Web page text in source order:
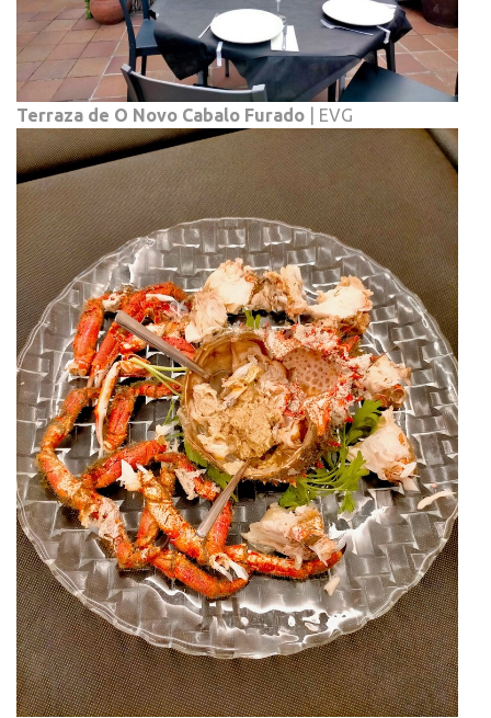
Terraza de O Novo Cabalo Furado | EVG